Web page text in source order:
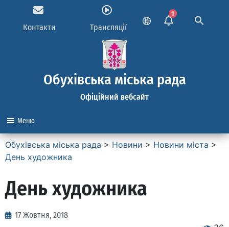
Контакти Трансляції
1
Обухівська міська рада
Офіційний вебсайт
Меню
Обухівська міська рада > Новини > Новини міста >
День художника
День художника
17 Жовтня, 2018